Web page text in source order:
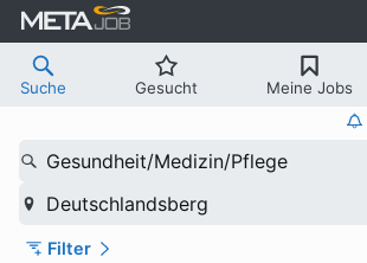
Suche Gesucht Meine Jobs
Gesundheit/Medizin/Pflege
Deutschlandsberg
Filter